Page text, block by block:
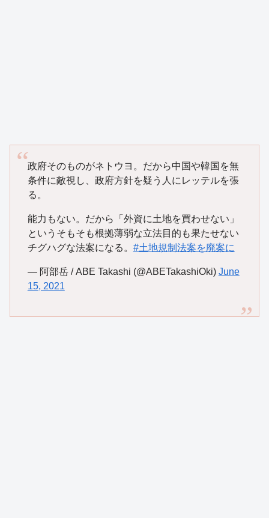
政府そのものがネトウヨ。だから中国や韓国を無
条件に敵視し、政府方針を疑う人にレッテルを張
る。
能力もない。だから「外資に土地を買わせない」
というそもそも根拠薄弱な立法目的も果たせない
チグハグな法案になる。 #土地規制法案を廃案に
— 阿部岳 / ABE Takashi (@ABETakashiOki) June
15, 2021